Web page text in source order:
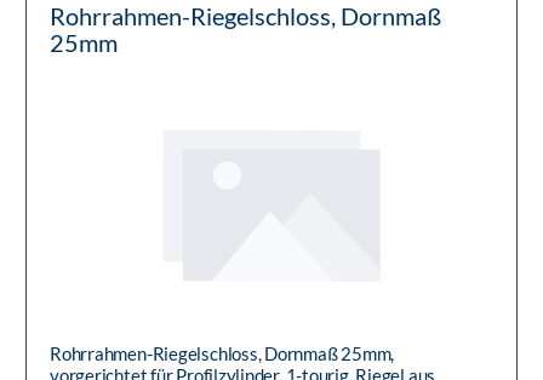
Rohrrahmen-Riegelschloss, Dornmaß
25mm
Rohrrahmen-Riegelschloss, Dornmaß 25mm,
vorgerichtet für Profilzylinder, 1-tourig, Riegel aus